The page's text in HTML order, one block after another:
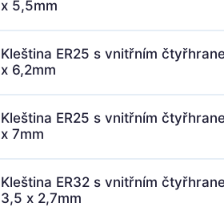
x 5,5mm
Kleština ER25 s vnitřním
x 6,2mm
Kleština ER25 s vnitřním
x 7mm
Kleština ER32 s vnitřním
3,5 x 2,7mm